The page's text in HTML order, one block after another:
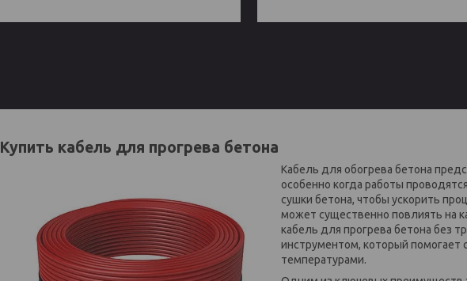
Купить кабель для прогрева бетона
Кабель для обогрева бетона
особенно когда работы
сушки бетона, чтобы ускорить
может существенно повлиять на
кабель для прогрева бетона без
инструментом, который помогает
температурами.